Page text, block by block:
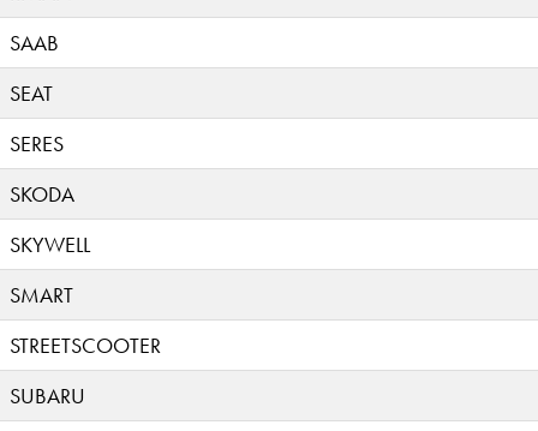
SAAB
SEAT
SERES
SKODA
SKYWELL
SMART
STREETSCOOTER
SUBARU